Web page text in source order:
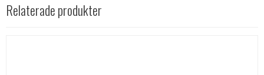
Relaterade produkter